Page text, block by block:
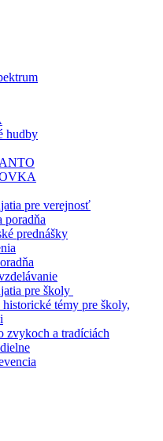
hudby
pre verejnosť
poradňa
prednášky
pre školy
témy pre školy,
zvykoch a tradíciách